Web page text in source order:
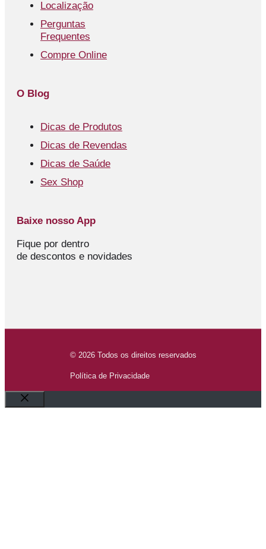
Localização
Perguntas
Frequentes
Compre Online
O Blog
Dicas de Produtos
Dicas de Revendas
Dicas de Saúde
Sex Shop
Baixe nosso App
Fique por dentro
de descontos e novidades
© 2026 Todos os direitos reservados
Política de Privacidade
Fechar